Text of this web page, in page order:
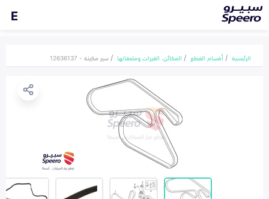
E
الرئيسية أقسام القطع المكائن، القيرات وملحقاتها سير مكينة - 12636137